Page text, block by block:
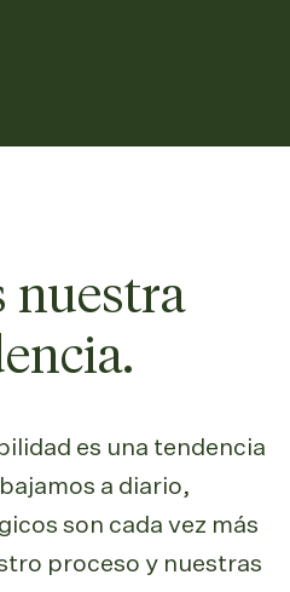
nuestra
es una tendencia
a diario,
son cada vez más
proceso y nuestras